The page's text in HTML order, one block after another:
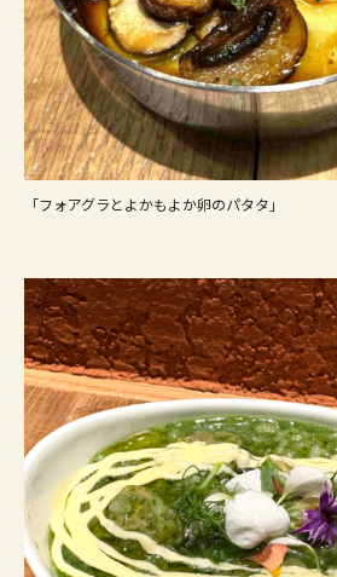
「フォアグラとよかもよか卵のパタタ」